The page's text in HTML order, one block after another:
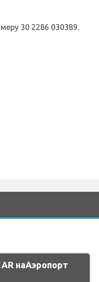
30 2286 030389.
наАэропорт